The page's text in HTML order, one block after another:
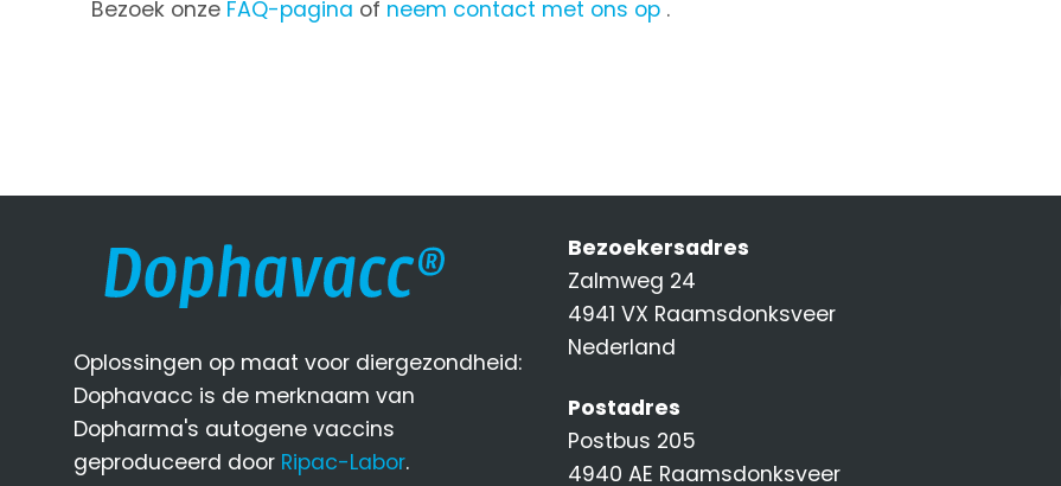
Bezoek onze FAQ-pagina of neem contact met ons op .
Oplossingen op maat voor diergezondheid:
Dophavacc is de merknaam van
Dopharma's autogene vaccins
geproduceerd door Ripac-Labor.
Bezoekersadres
Zalmweg 24
4941 VX Raamsdonksveer
Nederland
Postadres
Postbus 205
4940 AE Raamsdonksveer